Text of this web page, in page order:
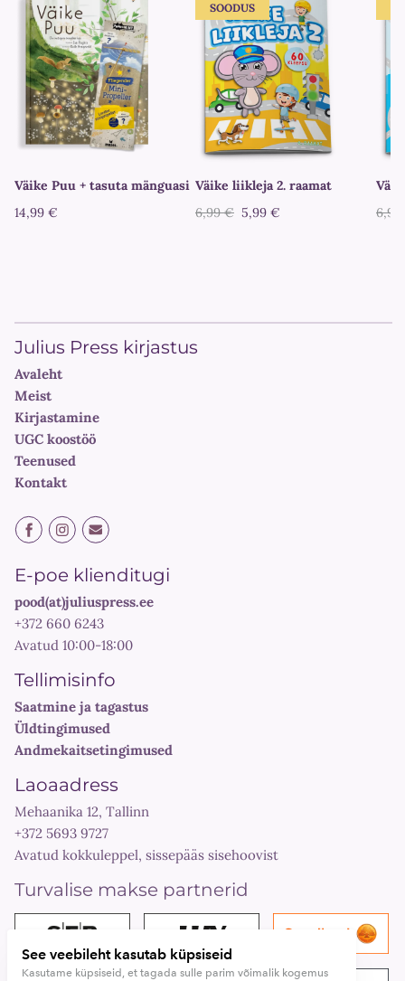
Väike Puu + tasuta mänguasi
14,99 €
SOODUS
Väike liikleja 2. raamat
6,99 € 5,99 €
Julius Press kirjastus
Avaleht
Meist
Kirjastamine
UGC koostöö
Teenused
Kontakt
E-poe klienditugi
pood(at)juliuspress.ee
+372 660 6243
Avatud 10:00-18:00
Tellimisinfo
Saatmine ja tagastus
Üldtingimused
Andmekaitsetingimused
Laoaadress
Mehaanika 12, Tallinn
+372 5693 9727
Avatud kokkuleppel, sissepääs sisehoovist
Turvalise makse partnerid
See veebileht kasutab küpsiseid
Kasutame küpsiseid, et tagada sulle parim võimalik kogemus